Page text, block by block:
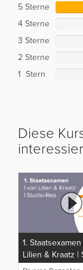
5 Sterne
4 Sterne
3 Sterne
2 Sterne
1 Stern
Diese
1.
Lilien & Kraatz |
Rep